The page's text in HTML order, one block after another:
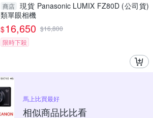
商店 現貨 Panasonic LUMIX FZ80D (公司貨)
類單眼相機
$16,650 $16,800
限時下殺
馬上比買最好
相似商品比比看